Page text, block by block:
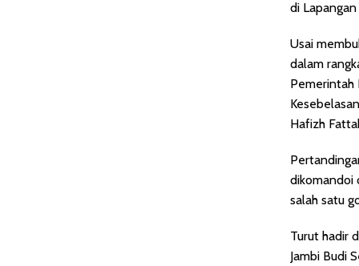
di Lapangan
Usai
dalam
Pemerintah
Hafizh
dikomandoi
salah satu
Turut hadir
Jambi Budi